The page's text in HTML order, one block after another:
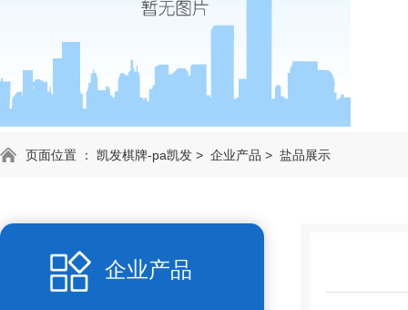
页面位置 ： 凯发棋牌-pa凯发 > 企业产品 > 盐品展示
企业产品